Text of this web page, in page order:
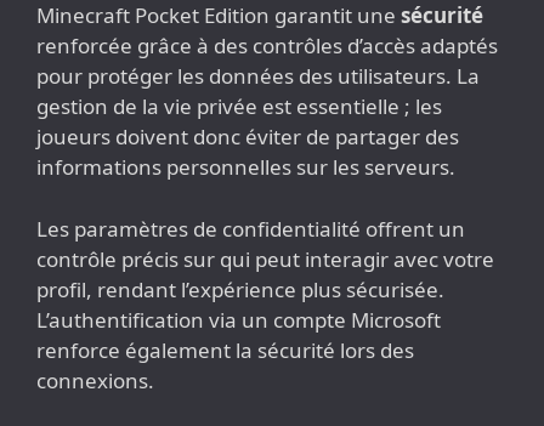
Minecraft Pocket Edition garantit une sécurité
renforcée grâce à des contrôles d’accès adaptés
pour protéger les données des utilisateurs. La
gestion de la vie privée est essentielle ; les
joueurs doivent donc éviter de partager des
informations personnelles sur les serveurs.
Les paramètres de confidentialité offrent un
contrôle précis sur qui peut interagir avec votre
profil, rendant l’expérience plus sécurisée.
L’authentification via un compte Microsoft
renforce également la sécurité lors des
connexions.